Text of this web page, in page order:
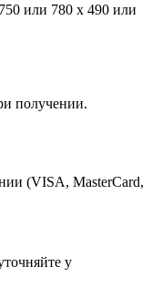
или 780 х 490 или
получении.
(VISA, MasterCard,
у